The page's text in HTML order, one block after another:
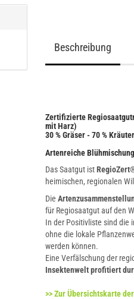
Beschreibung
Zertifizierte
mit Harz)
30 % Gräser - 70 % Kräuter
Artenreiche
Das Saatgut ist
heimischen, regionalen
Die
für Regiosaatgut auf den
In der Positivliste sind die
ohne die lokale
werden können.
Eine Verfälschung der
Insektenwelt profitiert
>> Zur Übersichtskarte